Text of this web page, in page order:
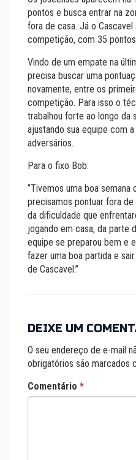
pontos e busca entrar na
fora de casa. Já o
competição, com 35
Vindo de um empate na
precisa buscar uma
novamente, entre os
competição. Para isso o
trabalhou forte ao longo da
ajustando sua equipe com
adversários.
Para o fixo Bob:
‘’Tivemos uma boa
precisamos pontuar fora
da dificuldade que
jogando em casa, da parte
equipe se preparou bem e
fazer uma boa partida e
de Cascavel.’’
DEIXE UM
O seu endereço de e-mail
obrigatórios são marcados
Comentário *